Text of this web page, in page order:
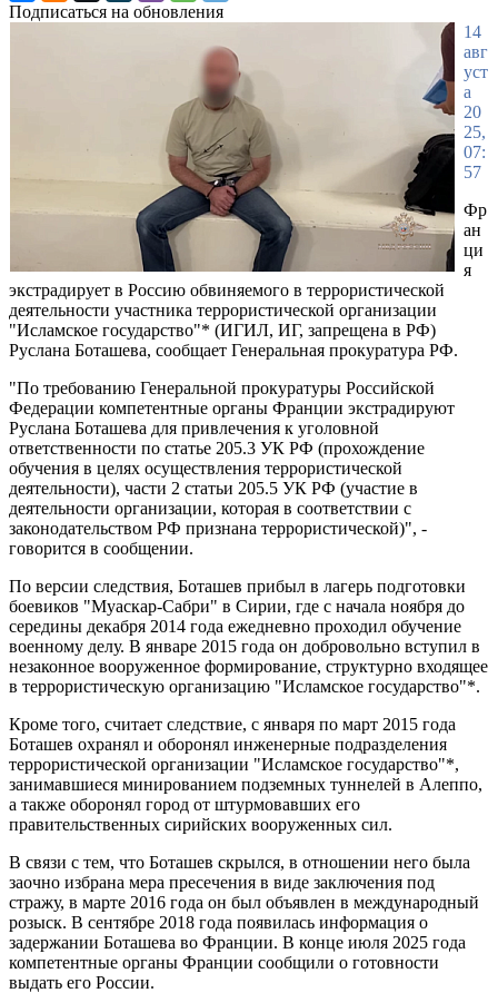
Подписаться на обновления
14
авг
уст
а
20
25,
07:
57
Фр
ан
ци
я
экстрадирует в Россию обвиняемого в террористической
деятельности участника террористической организации
"Исламское государство"* (ИГИЛ, ИГ, запрещена в РФ)
Руслана Боташева, сообщает Генеральная прокуратура РФ.
"По требованию Генеральной прокуратуры Российской
Федерации компетентные органы Франции экстрадируют
Руслана Боташева для привлечения к уголовной
ответственности по статье 205.3 УК РФ (прохождение
обучения в целях осуществления террористической
деятельности), части 2 статьи 205.5 УК РФ (участие в
деятельности организации, которая в соответствии с
законодательством РФ признана террористической)", -
говорится в сообщении.
По версии следствия, Боташев прибыл в лагерь подготовки
боевиков "Муаскар-Сабри" в Сирии, где с начала ноября до
середины декабря 2014 года ежедневно проходил обучение
военному делу. В январе 2015 года он добровольно вступил в
незаконное вооруженное формирование, структурно входящее
в террористическую организацию "Исламское государство"*.
Кроме того, считает следствие, с января по март 2015 года
Боташев охранял и оборонял инженерные подразделения
террористической организации "Исламское государство"*,
занимавшиеся минированием подземных туннелей в Алеппо,
а также оборонял город от штурмовавших его
правительственных сирийских вооруженных сил.
В связи с тем, что Боташев скрылся, в отношении него была
заочно избрана мера пресечения в виде заключения под
стражу, в марте 2016 года он был объявлен в международный
розыск. В сентябре 2018 года появилась информация о
задержании Боташева во Франции. В конце июля 2025 года
компетентные органы Франции сообщили о готовности
выдать его России.